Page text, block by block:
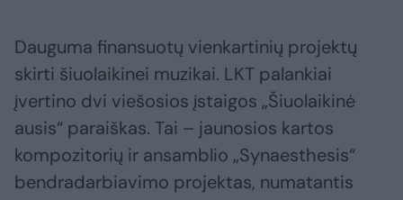
Dauguma finansuotų vienkartinių projektų
skirti šiuolaikinei muzikai. LKT palankiai
įvertino dvi viešosios įstaigos „Šiuolaikinė
ausis“ paraiškas. Tai – jaunosios kartos
kompozitorių ir ansamblio „Synaesthesis“
bendradarbiavimo projektas, numatantis